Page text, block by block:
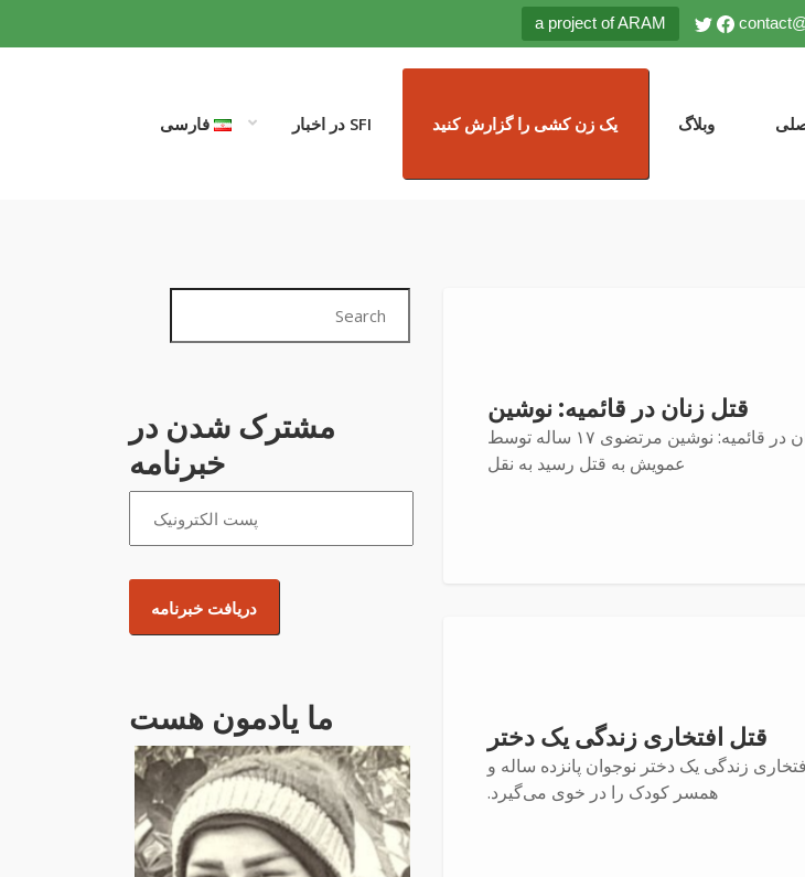
a project of ARAM
وبلاگ یک زن کشی را گزارش کنید SFI در اخبار فارسی
قتل زنان در قائمیه: نوشین
قتل زنان در قائمیه: نوشین مرتضوی ۱۷ ساله توسط
عمویش به قتل رسید به نقل
قتل افتخاری زندگی یک دختر
زندگی یک دختر نوجوان پانزده ساله و
همسر کودک را در خوی می‌گیرد.
مشترک شدن در
خبرنامه
ما یادمون هست